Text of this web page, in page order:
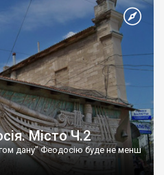
Місто Ч.2
дану" Феодосію буде не менш